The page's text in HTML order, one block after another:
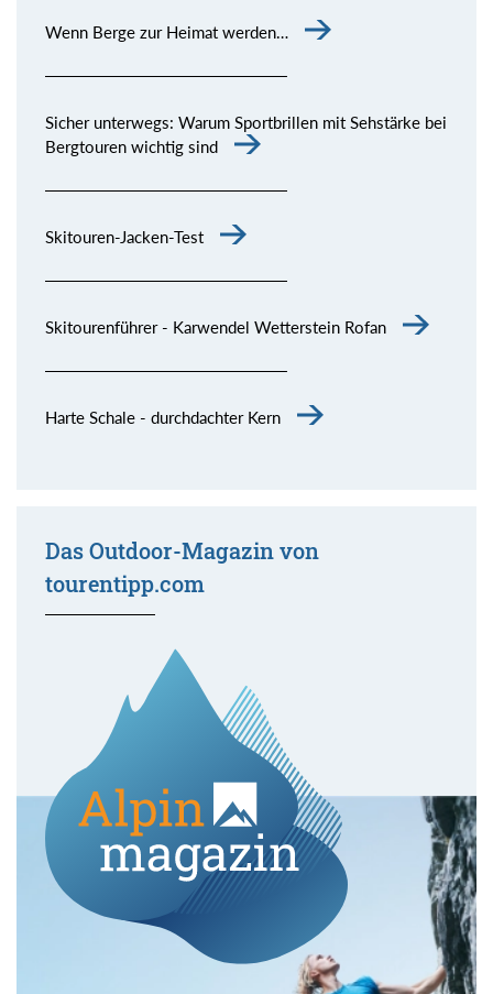
Wenn Berge zur Heimat werden…
Sicher unterwegs: Warum Sportbrillen mit Sehstärke bei
Bergtouren wichtig sind
Skitouren-Jacken-Test
Skitourenführer - Karwendel Wetterstein Rofan
Harte Schale - durchdachter Kern
Das Outdoor-Magazin von
tourentipp.com